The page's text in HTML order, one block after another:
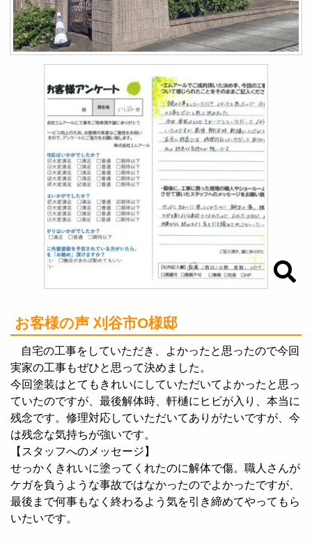
お客様の声 刈谷市O様邸
自宅の工事をしていただき、よかったと思ったので今回
実家の工事もぜひと思って決めました。
今回塗装はとてもきれいにしていただいてよかったと思っ
ていたのですが、最後解体時、軒樋にヒビが入り、本当に
残念です。修理対応していただいてありがたいですが、今
は残念な気持ちが強いです。
【スタッフへのメッセージ】
せっかくきれいに塗ってくれたのに解体で傷。職人さんが
ケガを負うような事故ではなかったのでよかったですが、
最後まで何事もなく終わるよう気を引き締めてやってもら
いたいです。